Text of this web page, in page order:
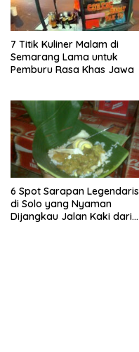
7 Titik Kuliner Malam di
Semarang Lama untuk
Pemburu Rasa Khas Jawa
6 Spot Sarapan Legendaris
di Solo yang Nyaman
Dijangkau Jalan Kaki dari